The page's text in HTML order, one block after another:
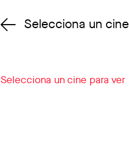
Selecciona un cine
Selecciona un cine para